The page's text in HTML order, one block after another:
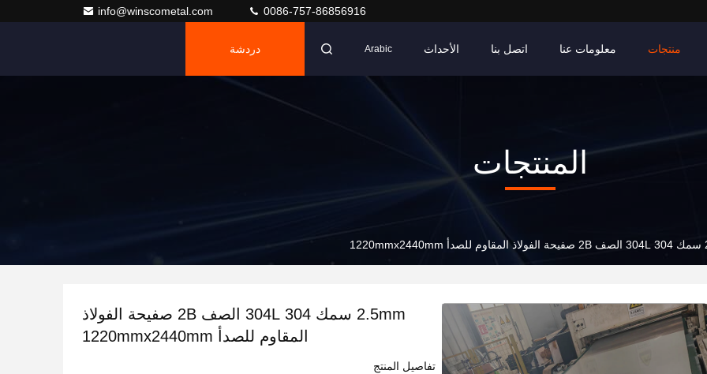
info@winscometal.com 0086-757-86856916
منتجات معلومات عنا اتصل بنا الأحداث Arabic دردشة
المنتجات
2.5mm سمك 304 304L الصف 2B صفيحة الفولاذ
المقاوم للصدأ 1220mmx2440mm
تفاصيل المنتج